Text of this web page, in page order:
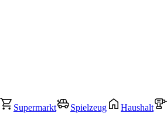
Supermarkt Spielzeug Haushalt